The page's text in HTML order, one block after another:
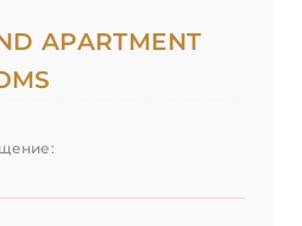
APARTMENT